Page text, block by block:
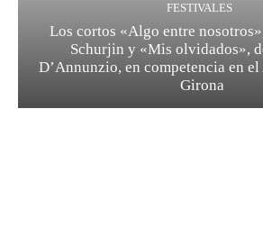
FESTIVALES
Los cortos «Algo entre
Schurjin y «Mis olvidados»,
D’Annunzio, en competencia en
Girona